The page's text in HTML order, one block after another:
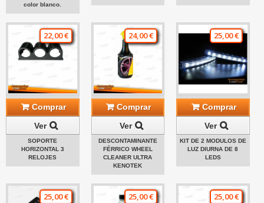
color blanco.
22,00 €
Comprar
Ver
SOPORTE
HORIZONTAL 3
RELOJES
24,00 €
Comprar
Ver
DESCONTAMINANTE
FÉRRICO WHEEL
CLEANER ULTRA
KENOTEK
25,00 €
Comprar
Ver
KIT DE 2 MODULOS DE
LUZ DIURNA DE 8
LEDS
25,00 € 25,00 € 25,00 €